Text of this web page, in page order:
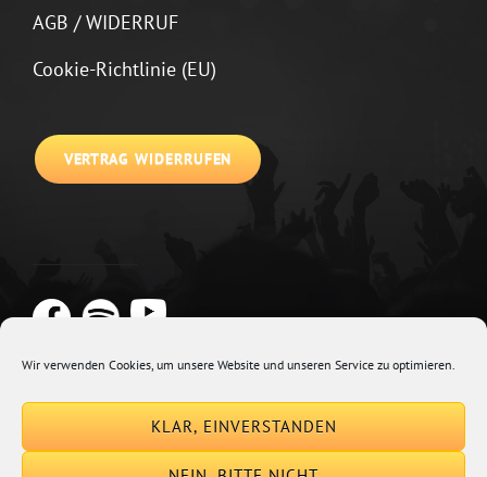
Wir verwenden Cookies, um unsere Website und unseren Service zu optimieren.
KLAR, EINVERSTANDEN
AGB / WIDERRUF
Cookie-Richtlinie (EU)
VERTRAG WIDERRUFEN
Euphony By Catch Themes